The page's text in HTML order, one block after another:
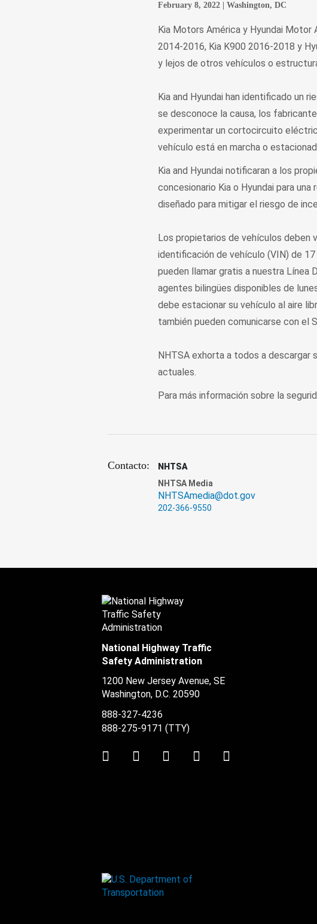
February 8, 2022 | Washington, DC
Kia Motors América y Hyundai Motor
2014-2016, Kia K900 2016-2018 y
y lejos de otros vehículos o
Kia and Hyundai han identificado un
se desconoce la causa, los
experimentar un cortocircuito
vehículo está en marcha o
Kia and Hyundai notificaran a los
concesionario Kia o Hyundai para
diseñado para mitigar el riesgo de
Los propietarios de vehículos deben
identificación de vehículo (VIN) de
pueden llamar gratis a nuestra Línea
agentes bilingües disponibles de
debe estacionar su vehículo al aire
también pueden comunicarse con el
NHTSA exhorta a todos a descargar
actuales.
Para más información sobre la
Contacto:
NHTSA
NHTSA Media
NHTSAmedia@dot.gov
202-366-9550
National Highway Traffic
Safety Administration
1200 New Jersey Avenue, SE
Washington, D.C. 20590
888-327-4236
888-275-9171 (TTY)
TwitterLinkedInFacebookYoutube